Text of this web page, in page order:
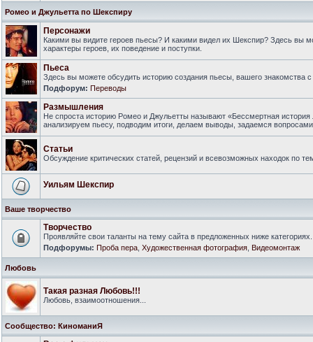
Ромео и Джульетта по Шекспиру
Персонажи
Какими вы видите героев пьесы? И какими видел их Шекспир? Здесь вы
характеры героев, их поведение и поступки.
Пьеса
Здесь вы можете обсудить историю создания пьесы, вашего знакомства
Подфорум: Переводы
Размышления
Не спроста историю Ромео и Джульетты называют «Бессмертная
анализируем пьесу, подводим итоги, делаем выводы, задаемся
Статьи
Обсуждение критических статей, рецензий и всевозможных находок по
Уильям Шекспир
Ваше творчество
Творчество
Проявляйте свои таланты на тему сайта в предложенных ниже категориях.
Подфорумы: Проба пера Художественная фотография Видеомонтаж
Любовь
Такая разная Любовь!!!
Любовь, взаимоотношения...
Сообщество: КиноманиЯ